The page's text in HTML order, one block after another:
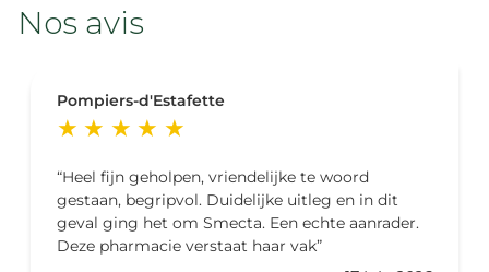
Nos avis
Pompiers-d'Estafette
Heel fijn geholpen, vriendelijke te woord
gestaan, begripvol. Duidelijke uitleg en in dit
geval ging het om Smecta. Een echte aanrader.
Deze pharmacie verstaat haar vak